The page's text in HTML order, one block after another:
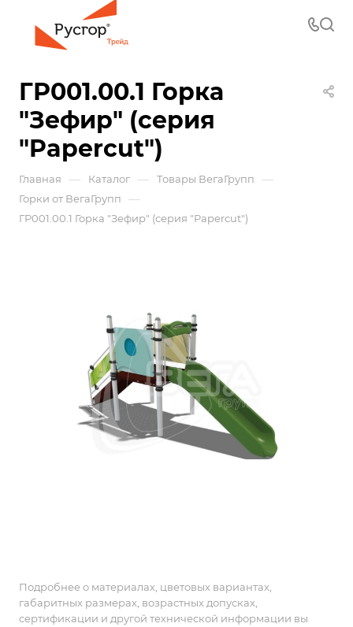
ГР001.00.1 Горка
"Зефир" (серия
"Papercut")
Главная — Каталог — Товары ВегаГрупп —
Горки от ВегаГрупп —
ГР001.00.1 Горка "Зефир" (серия "Papercut")
Подробнее о материалах, цветовых вариантах,
габаритных размерах, возрастных допусках,
сертификации и другой технической информации вы